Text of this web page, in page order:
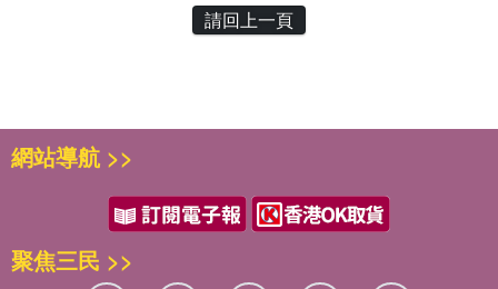
請回上一頁
網站導航 >>
聚焦三民 >>